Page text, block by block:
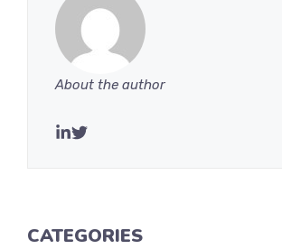
About the author
CATEGORIES